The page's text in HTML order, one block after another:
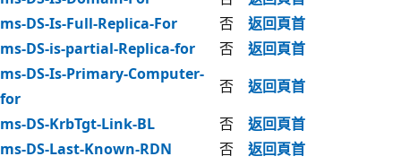
ms-DS-Is-Full-Replica-For
否
返回頁首
ms-DS-is-partial-Replica-for
否
返回頁首
ms-DS-Is-Primary-Computer-
for
否
返回頁首
ms-DS-KrbTgt-Link-BL
否
返回頁首
ms-DS-Last-Known-RDN
否
返回頁首